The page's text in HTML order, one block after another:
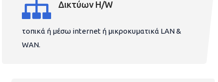
Δικτύων H/W
τοπικά ή μέσω internet ή μικροκυματικά LAN &
WAN.